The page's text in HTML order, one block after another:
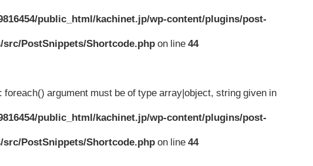
public_html/kachinet.jp/wp-content/plugins/post-
src/PostSnippets/Shortcode.php on line44
: foreach() argument must be of type array|object, string given in
public_html/kachinet.jp/wp-content/plugins/post-
src/PostSnippets/Shortcode.php on line44